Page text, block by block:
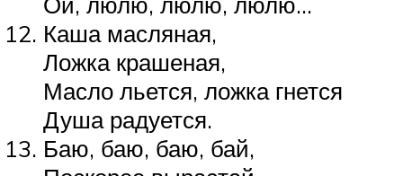
Каша масляная,
Ложка крашеная,
Масло льется, ложка гнется
Душа радуется.
Баю, баю, баю, бай,